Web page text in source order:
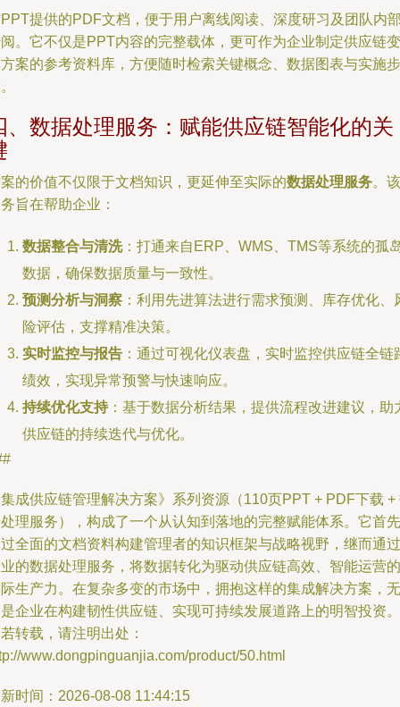
提供的PDF文档，便于用户离线阅读、深度研习及团队内
。它不仅是PPT内容的完整载体，更可作为企业制定供应链变
案的参考资料库，方便随时检索关键概念、数据图表与实施步
、数据处理服务：赋能供应链智能化的关
的价值不仅限于文档知识，更延伸至实际的数据处理服务。该
旨在帮助企业：
数据整合与清洗：打通来自ERP、WMS、TMS等系统的孤
数据，确保数据质量与一致性。
预测分析与洞察 ：利用先进算法进行需求预测、库存优化、
险评估，支撑精准决策。
实时监控与报告 ：通过可视化仪表盘，实时监控供应链全链
绩效，实现异常预警与快速响应。
持续优化支持：基于数据分析结果，提供流程改进建议，助
供应链的持续迭代与优化。
成供应链管理解决方案》系列资源（110页PPT + PDF下载 +
理服务），构成了一个从认知到落地的完整赋能体系。它首先
全面的文档资料构建管理者的知识框架与战略视野，继而通过
的数据处理服务，将数据转化为驱动供应链高效、智能运营的
生产力。在复杂多变的市场中，拥抱这样的集成解决方案，无
企业在构建韧性供应链、实现可持续发展道路上的明智投资。
转载，请注明出处：
www.dongpinguanjia.com/product/50.html
时间：2026-08-08 11:44:15